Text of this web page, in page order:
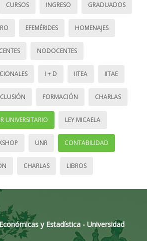
CURSOS INGRESO GRADUADOS
EFEMÉRIDES HOMENAJES
NODOCENTES
I + D IITEA IITAE
FORMACIÓN CHARLAS
UNIVERSITARIO LEY MICAELA
UNR CONTABILIDAD
CHARLAS LIBROS
y Estadística - Universidad